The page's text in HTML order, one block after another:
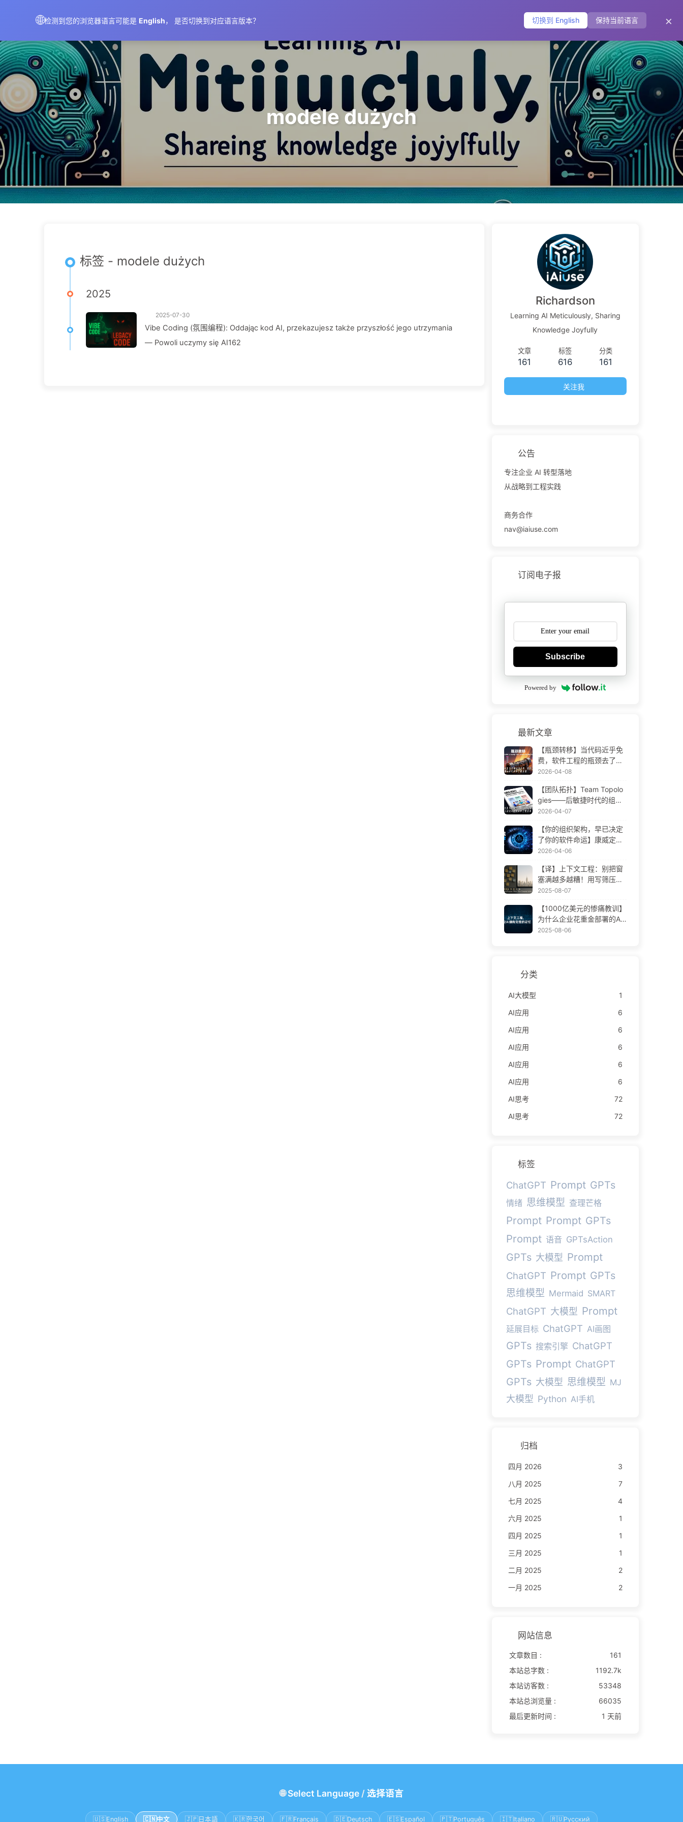
🌐检测到您的浏览器语言可能是 English， 是否切换到对应语言版本？ 切换到 English 保持当前语言 ×
AIMeticulously 标签 分类 友链 关于
modele dużych
标签 - modele dużych
2025
2025-07-30
Vibe Coding (氛围编程): Oddając kod AI, przekazujesz także przyszłość jego utrzymania
— Powoli uczymy się AI162
Richardson
Learning AI Meticulously, Sharing
Knowledge Joyfully
文章
161
标签
616
分类
161
关注我
公告
专注企业 AI 转型落地
从战略到工程实践
商务合作
nav@iaiuse.com
订阅电子报
Subscribe
Powered by
最新文章
【瓶颈转移】当代码近乎免
费，软件工程的瓶颈去了哪
里 AI 时代软件工程变革——
2026-04-08
【团队拓扑】Team Topolo
gies——后敏捷时代的组织
设计方法论 AI 时代软件工程
2026-04-07
【你的组织架构，早已决定
了你的软件命运】康威定律
——被低估了 56 年的管理
——慢慢学AI171
2026-04-06
【译】上下文工程：别把窗
塞满越多越糟！用写筛压隔
四步，警惕投毒干扰混淆冲
学AI170
2025-08-07
【1000亿美元的惨痛教训】
为什么企业花重金部署的AI
助手，总在关键时刻“失
2025-08-06
分类
AI大模型
1
AI应用
6
AI应用
6
AI应用
6
AI应用
6
AI应用
6
AI思考
72
AI思考
72
标签
ChatGPT Prompt GPTs
情绪 思维模型 查理芒格
Prompt Prompt GPTs
Prompt 语音 GPTsAction
GPTs 大模型 Prompt
ChatGPT Prompt GPTs
思维模型 Mermaid SMART
ChatGPT 大模型 Prompt
延展目标 ChatGPT AI画图
GPTs 搜索引擎 ChatGPT
GPTs Prompt ChatGPT
GPTs 大模型 思维模型 MJ
大模型 Python AI手机
归档
四月 2026
3
八月 2025
7
七月 2025
4
六月 2025
1
四月 2025
1
三月 2025
1
二月 2025
2
一月 2025
2
网站信息
文章数目 :
161
本站总字数 :
1192.7k
本站访客数 :
53348
本站总浏览量 :
66035
最后更新时间 :
1 天前
🌐Select Language/ 选择语言
🇺🇸English 🇨🇳中文 🇯🇵 日本語 🇰🇷한국어 🇫🇷Français 🇩🇪Deutsch 🇪🇸Español 🇵🇹Português 🇮🇹Italiano 🇷🇺Русский